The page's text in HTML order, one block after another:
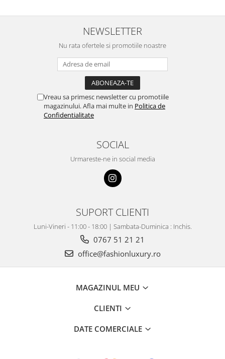
NEWSLETTER
Nu rata ofertele si promotiile noastre
Vreau sa primesc newsletter cu promotiile
magazinului. Afla mai multe in Politica de
Confidentialitate
SOCIAL
Urmareste-ne in social media
SUPORT CLIENTI
Luni-Vineri - 11:00 - 18:00 | Sambata-Duminica : Inchis.
0767 51 21 21
office@fashionluxury.ro
MAGAZINUL MEU
CLIENTI
DATE COMERCIALE